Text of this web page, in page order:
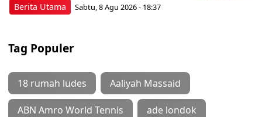
Berita Utama Sabtu, 8 Agu 2026 - 18:37
Tag Populer
18 rumah ludes Aaliyah Massaid
ABN Amro World Tennis ade londok